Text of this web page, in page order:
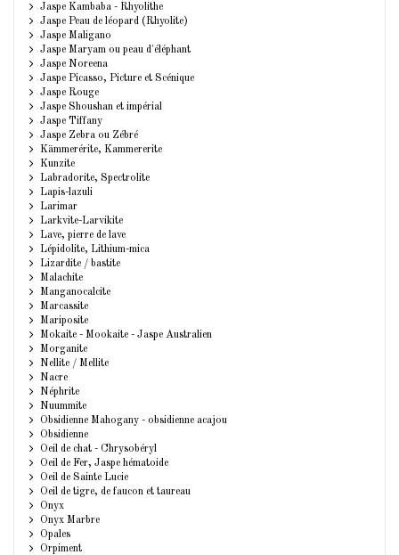
Jaspe Kambaba - Rhyolithe
Jaspe Peau de léopard (Rhyolite)
Jaspe Maligano
Jaspe Maryam ou peau d'éléphant
Jaspe Noreena
Jaspe Picasso, Picture et Scénique
Jaspe Rouge
Jaspe Shoushan et impérial
Jaspe Tiffany
Jaspe Zebra ou Zébré
Kämmerérite, Kammererite
Kunzite
Labradorite, Spectrolite
Lapis-lazuli
Larimar
Larkvite-Larvikite
Lave, pierre de lave
Lépidolite, Lithium-mica
Lizardite / bastite
Malachite
Manganocalcite
Marcassite
Mariposite
Mokaite - Mookaite - Jaspe Australien
Morganite
Nellite / Mellite
Nacre
Néphrite
Nuummite
Obsidienne Mahogany - obsidienne acajou
Obsidienne
Oeil de chat - Chrysobéryl
Oeil de Fer, Jaspe hématoide
Oeil de Sainte Lucie
Oeil de tigre, de faucon et taureau
Onyx
Onyx Marbre
Opales
Orpiment